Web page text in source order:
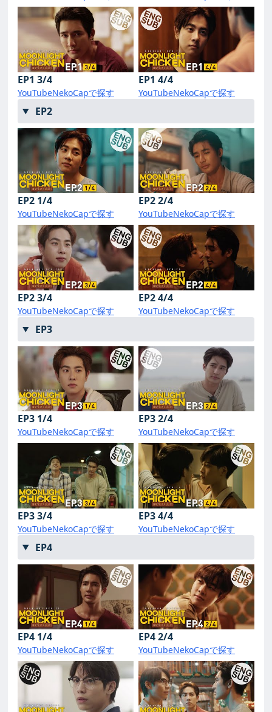
EP1 3/4
YouTubeNekoCapで探す
EP1 4/4
YouTubeNekoCapで探す
EP2
EP2 1/4
YouTubeNekoCapで探す
EP2 2/4
YouTubeNekoCapで探す
EP2 3/4
YouTubeNekoCapで探す
EP2 4/4
YouTubeNekoCapで探す
EP3
EP3 1/4
YouTubeNekoCapで探す
EP3 2/4
YouTubeNekoCapで探す
EP3 3/4
YouTubeNekoCapで探す
EP3 4/4
YouTubeNekoCapで探す
EP4
EP4 1/4
YouTubeNekoCapで探す
EP4 2/4
YouTubeNekoCapで探す